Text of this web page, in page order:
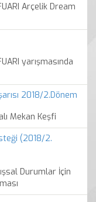
Arçelik Dream
yarışmasında
2018/2.Dönem
Mekan Keşfi
(2018/2.
Durumlar İçin